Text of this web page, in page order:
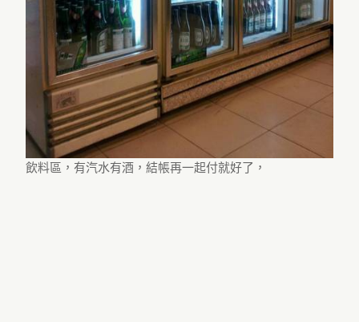
飲料區，有汽水有酒，結帳再一起付就好了，